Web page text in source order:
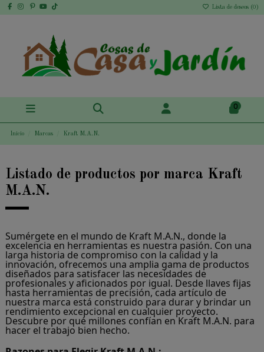
Lista de deseos (0 )
0
Inicio Marcas Kraft M.A.N.
Listado de productos por marca Kraft
M.A.N.
Sumérgete en el mundo de Kraft M.A.N., donde la
excelencia en herramientas es nuestra pasión. Con una
larga historia de compromiso con la calidad y la
innovación, ofrecemos una amplia gama de productos
diseñados para satisfacer las necesidades de
profesionales y aficionados por igual. Desde llaves fijas
hasta herramientas de precisión, cada artículo de
nuestra marca está construido para durar y brindar un
rendimiento excepcional en cualquier proyecto.
Descubre por qué millones confían en Kraft M.A.N. para
hacer el trabajo bien hecho.